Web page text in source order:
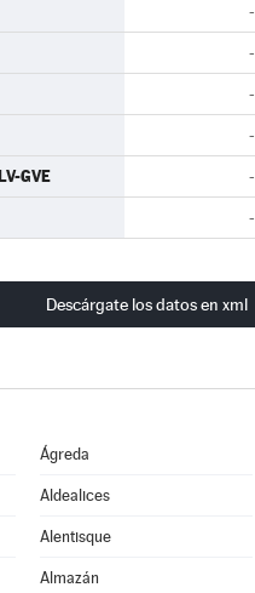
-
-
-
-
GVE -
-
Descárgate los datos en xml
Ágreda
Aldealices
Alentisque
Almazán